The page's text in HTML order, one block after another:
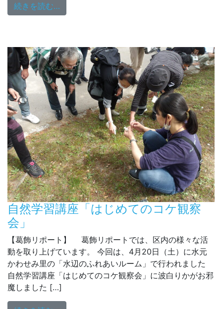
続きを読む…
自然学習講座「はじめてのコケ観察
会」
【葛飾リポート】 葛飾リポートでは、区内の様々な活
動を取り上げています。 今回は、4月20日（土）に水元
かわせみ里の「水辺のふれあいルーム」で行われました
自然学習講座「はじめてのコケ観察会」に波白りかがお邪
魔しました […]